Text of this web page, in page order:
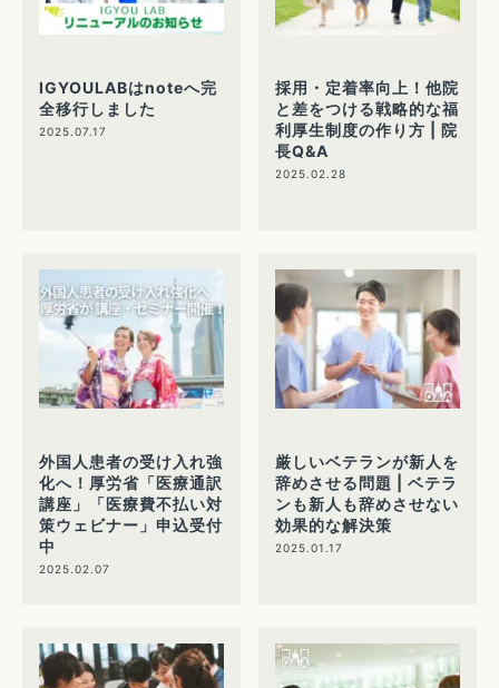
IGYOULABはnoteへ完
全移行しました
2025.07.17
採用・定着率向上！他院
と差をつける戦略的な福
利厚生制度の作り方 | 院
長Q&A
2025.02.28
外国人患者の受け入れ強
化へ！厚労省「医療通訳
講座」「医療費不払い対
策ウェビナー」申込受付
中
2025.02.07
厳しいベテランが新人を
辞めさせる問題 | ベテラ
ンも新人も辞めさせない
効果的な解決策
2025.01.17